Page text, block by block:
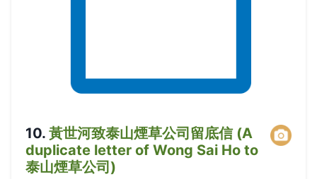
10. 黃世河致泰山煙草公司留底信 (A
duplicate letter of Wong Sai Ho to
泰山煙草公司)